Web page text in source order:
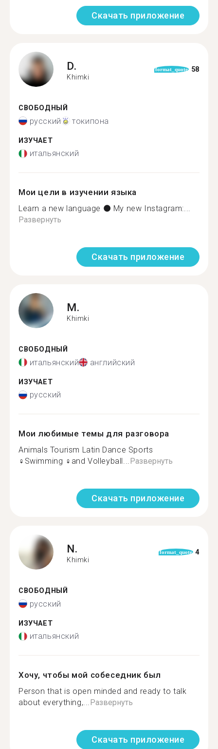
Скачать приложение
D.
Khimki
format_quote 58
СВОБОДНЫЙ
русский токипона
ИЗУЧАЕТ
итальянский
Мои цели в изучении языка
Learn a new language ⚫ My new Instagram:...
Развернуть
Скачать приложение
M.
Khimki
СВОБОДНЫЙ
итальянский английский
ИЗУЧАЕТ
русский
Мои любимые темы для разговора
Animals Tourism Latin Dance Sports
‍♀️Swimming ‍♀️and Volleyball...Развернуть
Скачать приложение
N.
Khimki
format_quote 4
СВОБОДНЫЙ
русский
ИЗУЧАЕТ
итальянский
Хочу, чтобы мой собеседник был
Person that is open minded and ready to talk
about everything,...Развернуть
Скачать приложение